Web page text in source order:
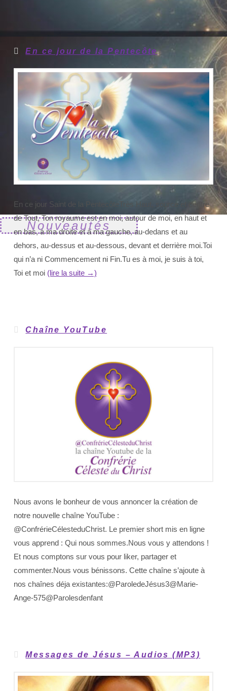
Nouveautés
En ce jour de la Pentecôte
En ce jour Saint de la PentecôteTrès Haut, source et centre
de Tout, Ton royaume est en moi, autour de moi, en haut et
en bas, à ma droite et à ma gauche, au-dedans et au
dehors, au-dessus et au-dessous, devant et derrière moi.Toi
qui n’a ni Commencement ni Fin.Tu es à moi, je suis à toi,
Toi et moi (lire la suite →)
Chaîne YouTube
Nous avons le bonheur de vous annoncer la création de
notre nouvelle chaîne YouTube :
@ConfrérieCélesteduChrist. Le premier short mis en ligne
vous apprend : Qui nous sommes.Nous vous y attendons !
Et nous comptons sur vous pour liker, partager et
commenter.Nous vous bénissons. Cette chaîne s’ajoute à
nos chaînes déja existantes:@ParoledeJésus3@Marie-
Ange-575@Parolesdenfant
Messages de Jésus – Audios (MP3)